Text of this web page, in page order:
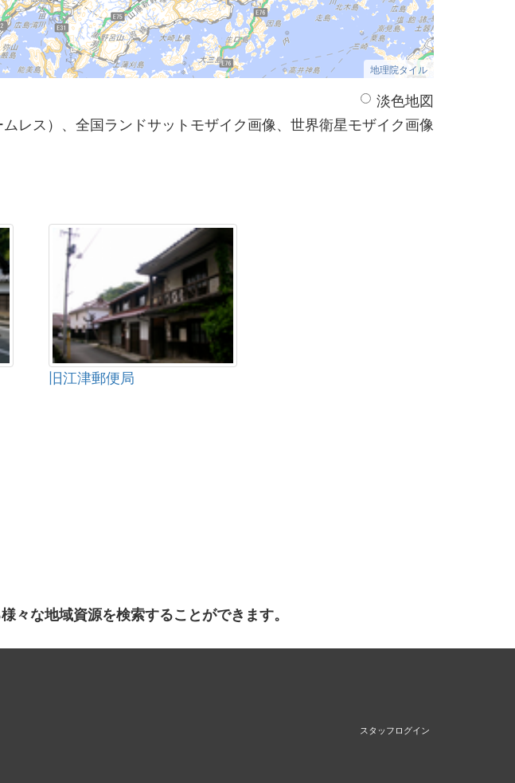
地理院タイル
淡色地図
レス）、全国ランドサットモザイク画像、世界衛星モザイク画像
旧江津郵便局
々な地域資源を検索することができます。
スタッフログイン